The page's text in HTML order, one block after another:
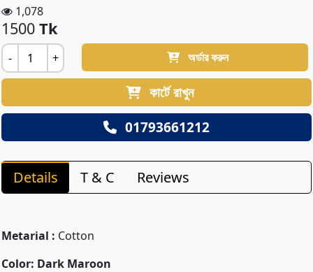
1,078
1500 Tk
- + অর্ডার করুন
কার্টে রাখুন
01793661212
Details T & C Reviews
Metarial : Cotton
Color: Dark Maroon